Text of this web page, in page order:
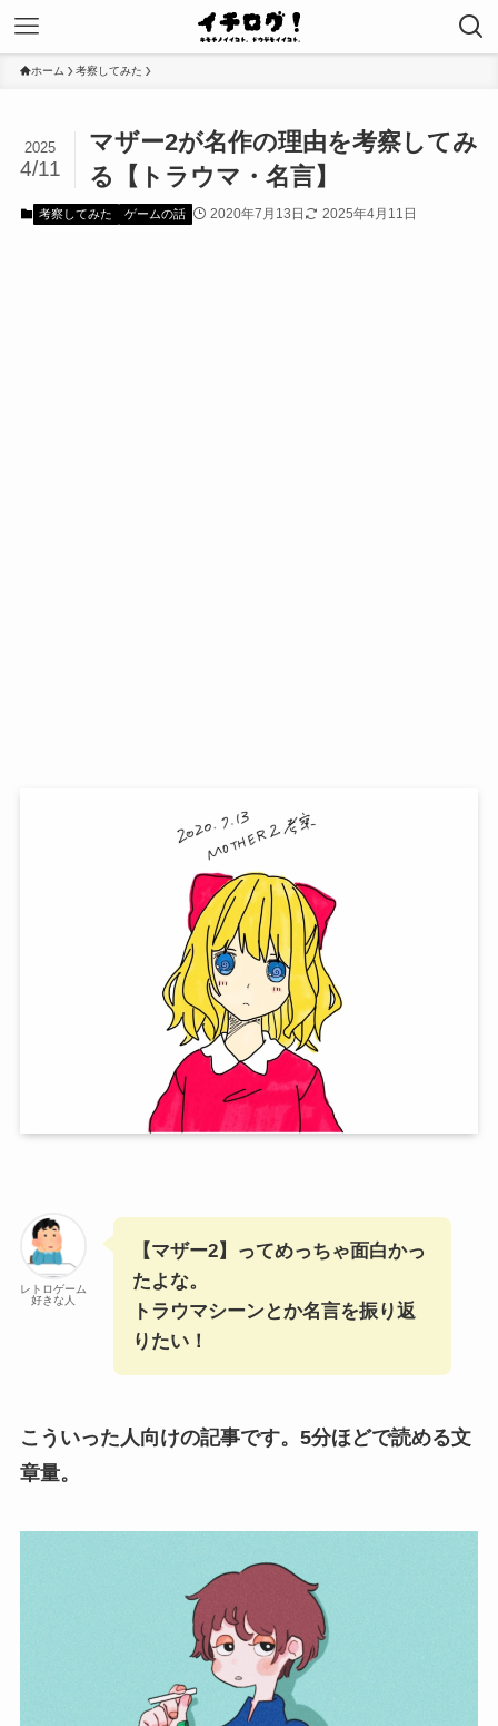
ホーム 考察してみた
マザー2が名作の理由を考察してみ
る【トラウマ・名言】
2025
4/11
考察してみた ゲームの話 2020年7月13日 2025年4月11日
レトロゲーム
好きな人
【マザー2】ってめっちゃ面白かっ
たよな。
トラウマシーンとか名言を振り返
りたい！
こういった人向けの記事です。5分ほどで読める文
章量。